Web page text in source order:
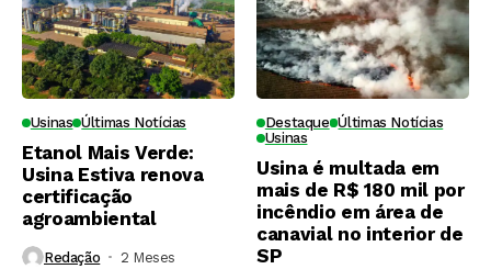
Usinas Últimas Notícias
Etanol Mais Verde:
Usina Estiva renova
certificação
agroambiental
Redação 2 Meses ⁮
Destaque Últimas Notícias
Usinas
Usina é multada em
mais de R$ 180 mil por
incêndio em área de
canavial no interior de
SP